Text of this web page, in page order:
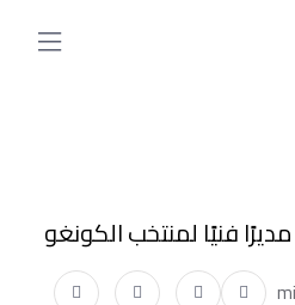
فنيًا لمنتخب الكونغو